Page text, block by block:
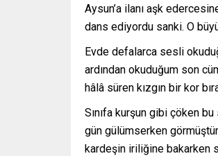
Aysun’a ilanı aşk
dans ediyordu sanki. O
Evde defalarca sesli
ardından okuduğum son
hâlâ süren kızgın bir kor
Sınıfa kurşun gibi çöken
gün gülümserken
kardeşin iriliğine bakarken